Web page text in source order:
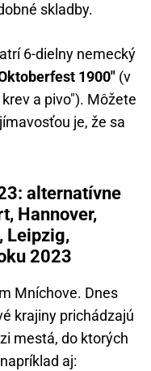
skladby.
6-dielny nemecký
1900" (v
a pivo"). Môžete
je, že sa
alternatívne
Hannover,
Leipzig,
2023
Mníchove. Dnes
krajiny prichádzajú
mestá, do ktorých
aj: